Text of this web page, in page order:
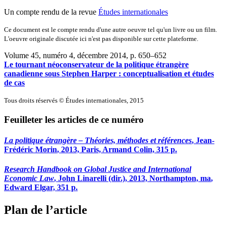
Un compte rendu de la revue Études internationales
Ce document est le compte rendu d'une autre oeuvre tel qu'un livre ou un film.
L'oeuvre originale discutée ici n'est pas disponible sur cette plateforme.
Volume 45, numéro 4, décembre 2014, p. 650–652
Le tournant néoconservateur de la politique étrangère
canadienne sous Stephen Harper : conceptualisation et études
de cas
Tous droits réservés © Études internationales, 2015
Feuilleter les articles de ce numéro
La politique étrangère – Théories, méthodes et références, Jean-
Frédéric Morin, 2013, Paris, Armand Colin, 315 p.
Research Handbook on Global Justice and International
Economic Law, John Linarelli(dir.), 2013, Northampton, ma,
Edward Elgar, 351 p.
Plan de l’article